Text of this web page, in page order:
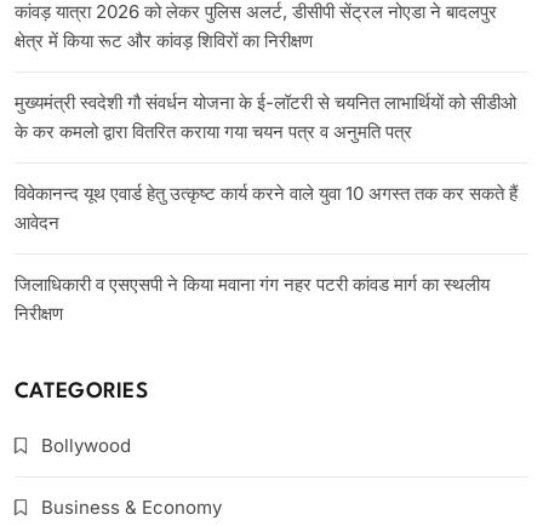
कांवड़ यात्रा 2026 को लेकर पुलिस अलर्ट, डीसीपी सेंट्रल नोएडा ने बादलपुर
क्षेत्र में किया रूट और कांवड़ शिविरों का निरीक्षण
मुख्यमंत्री स्वदेशी गौ संवर्धन योजना के ई-लॉटरी से चयनित लाभार्थियों को सीडीओ
के कर कमलो द्वारा वितरित कराया गया चयन पत्र व अनुमति पत्र
विवेकानन्द यूथ एवार्ड हेतु उत्कृष्ट कार्य करने वाले युवा 10 अगस्त तक कर सकते हैं
आवेदन
जिलाधिकारी व एसएसपी ने किया मवाना गंग नहर पटरी कांवड मार्ग का स्थलीय
निरीक्षण
CATEGORIES
Bollywood
Business & Economy